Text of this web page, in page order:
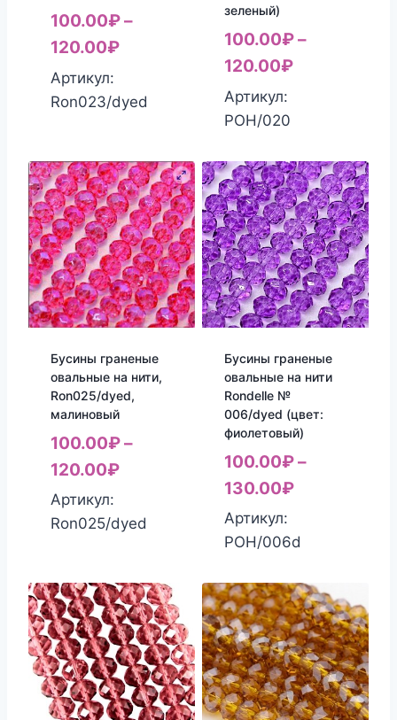
100.00₽–
120.00₽
Артикул:
Ron023/dyed
зеленый)
100.00₽–
120.00₽
Артикул:
РОН/020
Бусины граненые
овальные на нити,
Ron025/dyed,
малиновый
100.00₽–
120.00₽
Артикул:
Ron025/dyed
Бусины граненые
овальные на нити
Rondelle №
006/dyed (цвет:
фиолетовый)
100.00₽–
130.00₽
Артикул:
РОН/006d